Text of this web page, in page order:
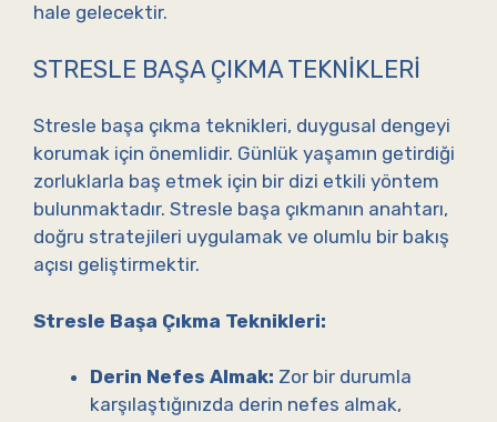
hale gelecektir.
STRESLE BAŞA ÇIKMA TEKNIKLERI
Stresle başa çıkma teknikleri, duygusal dengeyi
korumak için önemlidir. Günlük yaşamın getirdiği
zorluklarla baş etmek için bir dizi etkili yöntem
bulunmaktadır. Stresle başa çıkmanın anahtarı,
doğru stratejileri uygulamak ve olumlu bir bakış
açısı geliştirmektir.
Stresle Başa Çıkma Teknikleri:
Derin Nefes Almak: Zor bir durumla
karşılaştığınızda derin nefes almak,